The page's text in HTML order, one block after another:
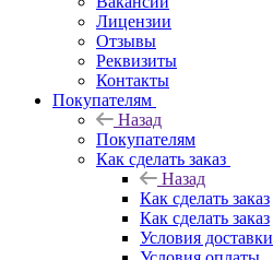
Лицензии
Отзывы
Реквизиты
Контакты
Покупателям
Назад
Покупателям
Как сделать заказ
Назад
Как сделать заказ
Как сделать заказ
Условия доставки